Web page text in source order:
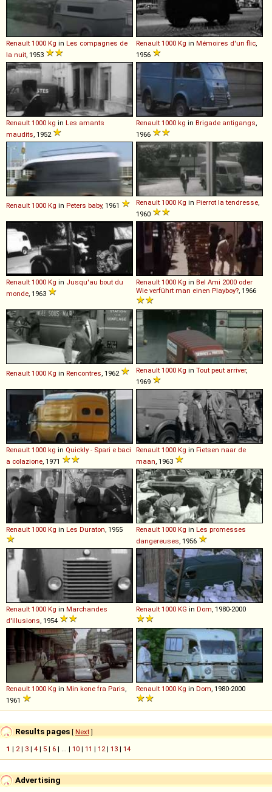
Renault 1000 Kg in Les compagnes de
la nuit, 1953
Renault 1000 Kg in Mémoires d'un flic,
1956
Renault 1000 kg in Les amants
maudits, 1952
Renault 1000 kg in Brigade antigangs,
1966
Renault 1000 Kg in Peters baby, 1961 Renault 1000 Kg in Pierrot la tendresse,
1960
Renault 1000 Kg in Jusqu'au bout du
monde, 1963
Renault 1000 Kg in Bel Ami 2000 oder
Wie verführt man einen Playboy?, 1966
Renault 1000 Kg in Rencontres, 1962 Renault 1000 Kg in Tout peut arriver,
1969
Renault 1000 kg in Quickly - Spari e baci
a colazione, 1971
Renault 1000 Kg in Fietsen naar de
maan, 1963
Renault 1000 Kg in Les Duraton, 1955 Renault 1000 Kg in Les promesses
dangereuses, 1956
Renault 1000 Kg in Marchandes
d'illusions, 1954
Renault 1000 KG in Dom, 1980-2000
Renault 1000 Kg in Min kone fra Paris,
1961
Renault 1000 Kg in Dom, 1980-2000
Results pages [ Next]
1 | 2| 3 | 4 | 5 | 6 | ... | 10 | 11 | 12| 13 | 14
Advertising